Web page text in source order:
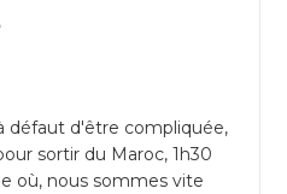
défaut d'être compliquée,
sortir du Maroc, 1h30
où, nous sommes vite